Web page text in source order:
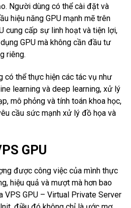
Người dùng có thể cài đặt và
hiệu năng GPU mạnh mẽ trên
cung cấp sự linh hoạt và tiện lợi,
GPU mà không cần đầu tư
riêng.
có thể thực hiện các tác vụ như
learning và deep learning, xử lý
mô phỏng và tính toán khoa học,
cầu sức mạnh xử lý đồ họa và
GPU
được công việc của mình thực
hiệu quả và mượt mà hơn bao
VPS GPU – Virtual Private Server